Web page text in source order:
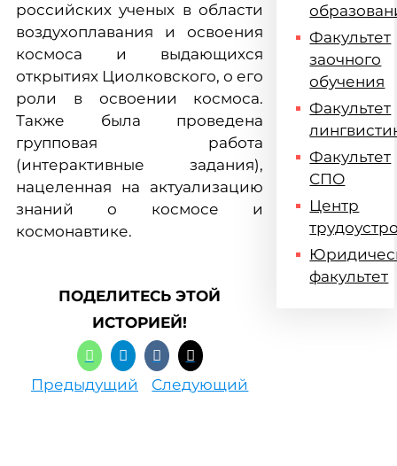
российских ученых в области
воздухоплавания и освоения
космоса и выдающихся
открытиях Циолковского, о его
роли в освоении космоса.
Также была проведена
групповая работа
(интерактивные задания),
нацеленная на актуализацию
знаний о космосе и
космонавтике.
ПОДЕЛИТЕСЬ ЭТОЙ
ИСТОРИЕЙ!
Предыдущий Следующий
Факультет
заочного
обучения
Факультет
Факультет
СПО
Центр
факультет